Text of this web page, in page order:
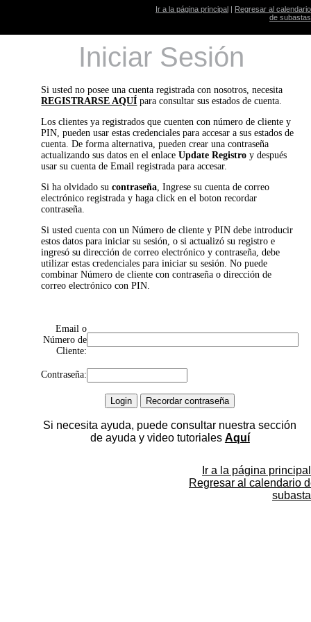
Ir a la página principal | Regresar al calendario
de subastas
Iniciar Sesión
Si usted no posee una cuenta registrada con nosotros, necesita
REGISTRARSE AQUÍ para consultar sus estados de cuenta.
Los clientes ya registrados que cuenten con número de cliente y
PIN, pueden usar estas credenciales para accesar a sus estados de
cuenta. De forma alternativa, pueden crear una contraseña
actualizando sus datos en el enlaceUpdate Registro y después
usar su cuenta de Email registrada para accesar.
Si ha olvidado sucontraseña, Ingrese su cuenta de correo
electrónico registrada y haga click en el boton recordar
contraseña.
Si usted cuenta con un Número de cliente y PIN debe introducir
estos datos para iniciar su sesión, o si actualizó su registro e
ingresó su dirección de correo electrónico y contraseña, debe
utilizar estas credenciales para iniciar su sesión. No puede
combinar Número de cliente con contraseña o dirección de
correo electrónico con PIN.
Email o
Número de
Cliente:
Contraseña:
Si necesita ayuda, puede consultar nuestra sección
de ayuda y video tutoriales Aquí
Ir a la página principal
Regresar al calendario